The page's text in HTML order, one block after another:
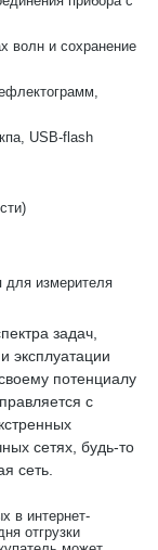
волн и сохранение
USB-flash
для измерителя
задач,
эксплуатации
потенциалу
с
сетях, будь-то
сеть.
в интернет-
отгрузки